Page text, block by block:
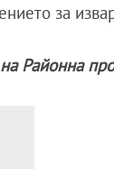
за
Районна